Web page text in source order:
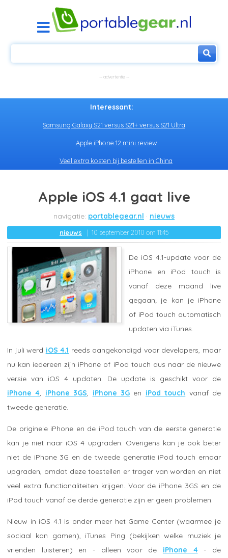
Interessant:
Samsung Galaxy S21 versus S21+ versus S21 Ultra
Apple iPhone 12 mini review
Veel extra kosten bij bestellen in China
Apple iOS 4.1 gaat live
portablegear.nl nieuws
nieuws 10 september 2010 om 11:45
De iOS 4.1-update voor de
iPhone en iPod touch is
vanaf deze maand live
gegaan; je kan je iPhone
of iPod touch automatisch
updaten via iTunes.
In juli werd iOS 4.1 reeds aangekondigd voor developers, maar
nu kan iedereen zijn iPhone of iPod touch dus naar de nieuwe
versie van iOS 4 updaten. De update is geschikt voor de
iPhone 4
iPhone 3GS iPhone 3G en iPod touch vanaf de
tweede generatie.
De originele iPhone en de iPod touch van de eerste generatie
kan je niet naar iOS 4 upgraden. Overigens kan je ook beter
niet de iPhone 3G en de tweede generatie iPod touch ernaar
upgraden, omdat deze toestellen er trager van worden en niet
veel extra functionaliteiten krijgen. Voor de iPhone 3GS en de
iPod touch vanaf de derde generatie zijn er geen problemen.
Nieuw in iOS 4.1 is onder meer het Game Center (waarmee je
sociaal kan gamen), iTunes Ping (bekijken welke muziek je
vrienden luisteren) en - alleen voor de iPhone 4- de